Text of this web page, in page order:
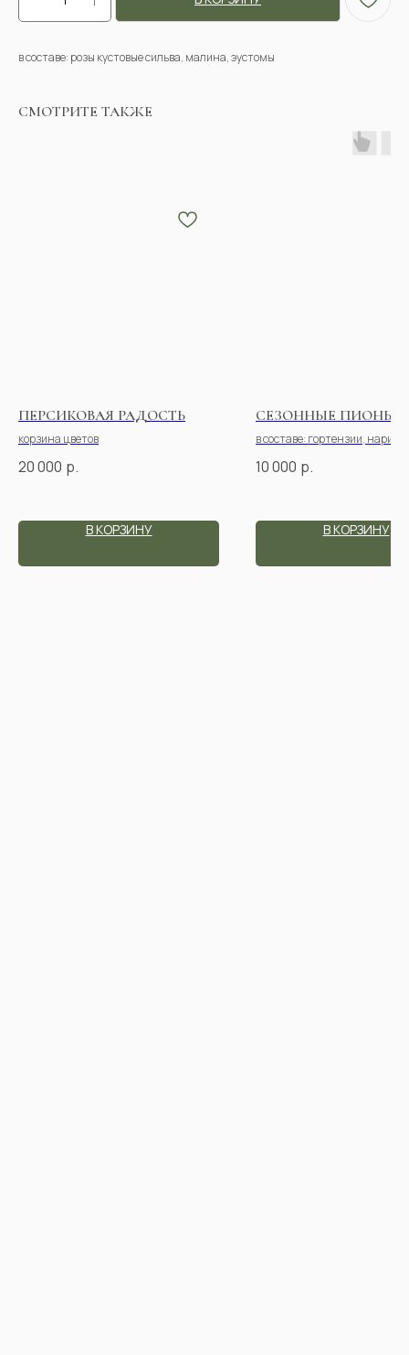
в составе: розы кустовые сильва, малина, эустомы
СМОТРИТЕ ТАКЖЕ
ПЕРСИКОВАЯ РАДОСТЬ
корзина цветов
20 000 р.
В КОРЗИНУ
СЕЗОННЫЕ ПИОНЫ
в составе: гортензии, нарине,
паникум, пионы
10 000 р.
В КОРЗИНУ